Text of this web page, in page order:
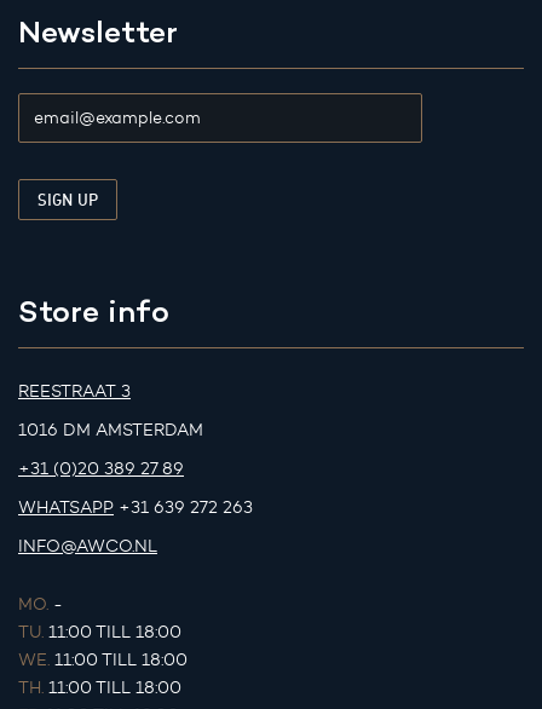
Newsletter
Store info
REESTRAAT 3
1016 DM AMSTERDAM
+31 (0)20 389 27 89
WHATSAPP +31 639 272 263
INFO@AWCO.NL
MO. -
TU. 11:00 TILL 18:00
WE. 11:00 TILL 18:00
TH. 11:00 TILL 18:00